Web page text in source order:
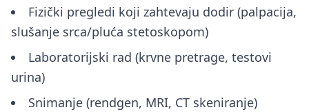
Fizički pregledi koji zahtevaju dodir (palpacija,
slušanje srca/pluća stetoskopom)
Laboratorijski rad (krvne pretrage, testovi
urina)
Snimanje (rendgen, MRI, CT skeniranje)